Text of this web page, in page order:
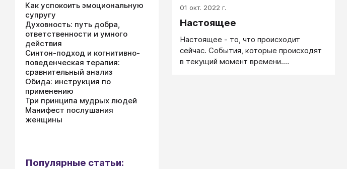
01 окт. 2022 г.
Настоящее
Настоящее - то, что происходит
сейчас. События, которые происходят
в текущий момент времени.
Как успокоить эмоциональную
супругу
Духовность: путь добра,
ответственности и умного
действия
Синтон-подход и когнитивно-
поведенческая терапия:
сравнительный анализ
Обида: инструкция по
применению
Три принципа мудрых людей
Манифест послушания
женщины
Популярные статьи: